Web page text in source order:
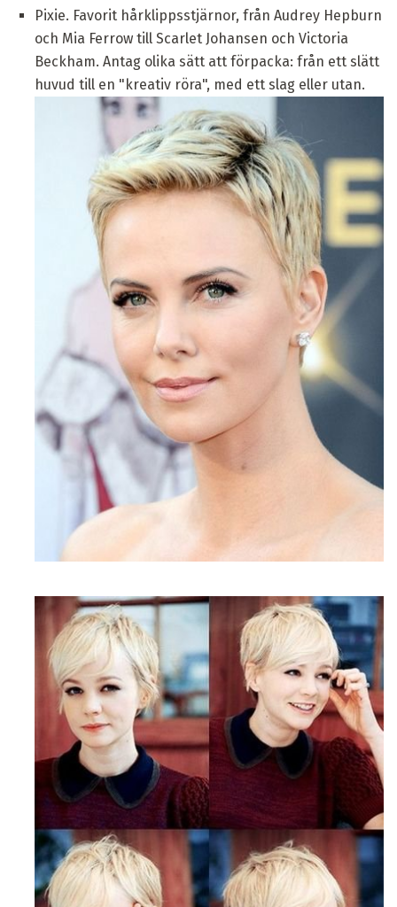
Pixie. Favorit hårklippsstjärnor, från Audrey Hepburn
och Mia Ferrow till Scarlet Johansen och Victoria
Beckham. Antag olika sätt att förpacka: från ett slätt
huvud till en "kreativ röra", med ett slag eller utan.